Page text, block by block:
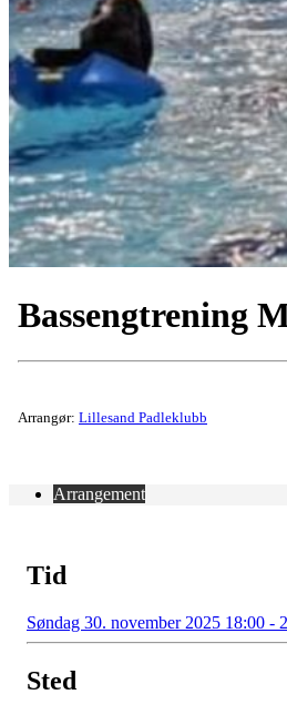
Bassengtrening
Arrangør: Lillesand Padleklubb
Arrangement
Tid
Søndag 30. november 2025 18:00 -
Sted